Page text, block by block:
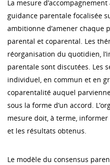
La mesure
guidance parentale focalisée
ambitionne d’amener chaque
parental et coparental. Les
réorganisation du quotidien,
parentale sont discutées. Les
individuel, en commun et en
coparentalité auquel
sous la forme d’un accord.
mesure doit, à terme, informer
et les résultats obtenus.
Le modèle du consensus